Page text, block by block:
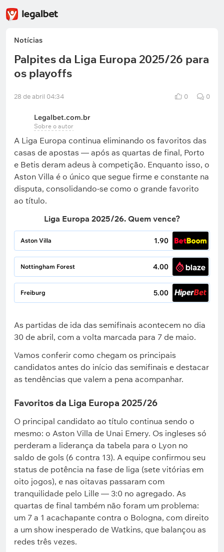
Notícias
Palpites da Liga Europa 2025/26 para
os playoffs
28 de abril 04:34 0 0
Legalbet.com.br
Sobre o autor
A Liga Europa continua eliminando os favoritos das
casas de apostas — após as quartas de final, Porto
e Betis deram adeus à competição. Enquanto isso, o
Aston Villa é o único que segue firme e constante na
disputa, consolidando-se como o grande favorito
ao título.
Liga Europa 2025/26. Quem vence?
Aston Villa 1.90
Nottingham Forest 4.00
Freiburg 5.00
As partidas de ida das semifinais acontecem no dia
30 de abril, com a volta marcada para 7 de maio.
Vamos conferir como chegam os principais
candidatos antes do início das semifinais e destacar
as tendências que valem a pena acompanhar.
Favoritos da Liga Europa 2025/26
O principal candidato ao título continua sendo o
mesmo: o Aston Villa de Unai Emery. Os ingleses só
perderam a liderança da tabela para o Lyon no
saldo de gols (6 contra 13). A equipe confirmou seu
status de potência na fase de liga (sete vitórias em
oito jogos), e nas oitavas passaram com
tranquilidade pelo Lille — 3:0 no agregado. As
quartas de final também não foram um problema:
um 7 a 1 acachapante contra o Bologna, com direito
a um show inesperado de Watkins, que balançou as
redes três vezes.